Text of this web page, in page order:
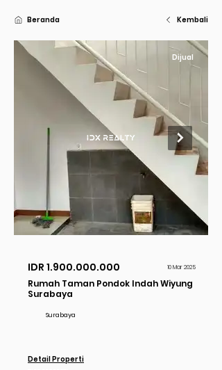
Beranda Kembali
Dijual
IDR 1.900.000.000 10 Mar 2025
Rumah Taman Pondok Indah Wiyung
Surabaya
Surabaya
Detail Properti